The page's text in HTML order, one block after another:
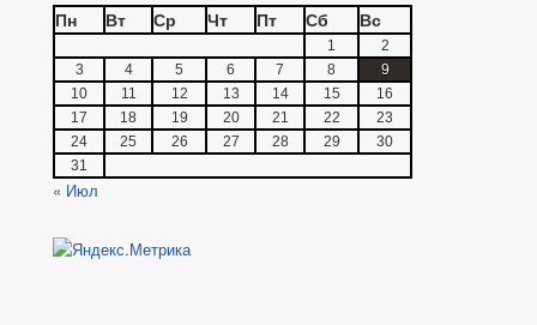
Пн
Вт Ср Чт Пт Сб Вс
1
2
3
4 5 6 7 8
9
10
11 12 13 14 15
16
17
18 19 20 21 22
23
24
25 26 27 28 29
30
31
« Июл